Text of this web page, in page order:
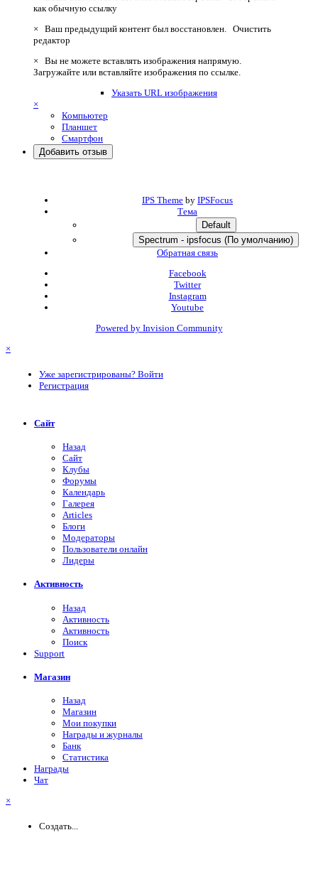
как обычную ссылку
× Ваш предыдущий контент был восстановлен. Очистить
редактор
× Вы не можете вставлять изображения напрямую.
Загружайте или вставляйте изображения по ссылке.
Указать URL изображения
×
Компьютер
Планшет
Смартфон
Добавить отзыв
IPS Theme by IPSFocus
Тема
Default
Spectrum - ipsfocus (По умолчанию)
Обратная связь
Facebook
Twitter
Instagram
Youtube
Powered by Invision Community
×
Уже зарегистрированы? Войти
Регистрация
Сайт
Назад
Сайт
Клубы
Форумы
Календарь
Галерея
Articles
Блоги
Модераторы
Пользователи онлайн
Лидеры
Активность
Назад
Активность
Активность
Поиск
Support
Магазин
Назад
Магазин
Мои покупки
Награды и журналы
Банк
Статистика
Награды
Чат
×
Создать...